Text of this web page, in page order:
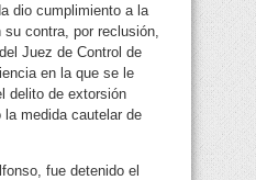
dio cumplimiento a la
contra, por reclusión,
Juez de Control de
en la que se le
delito de extorsión
medida cautelar de
fue detenido el